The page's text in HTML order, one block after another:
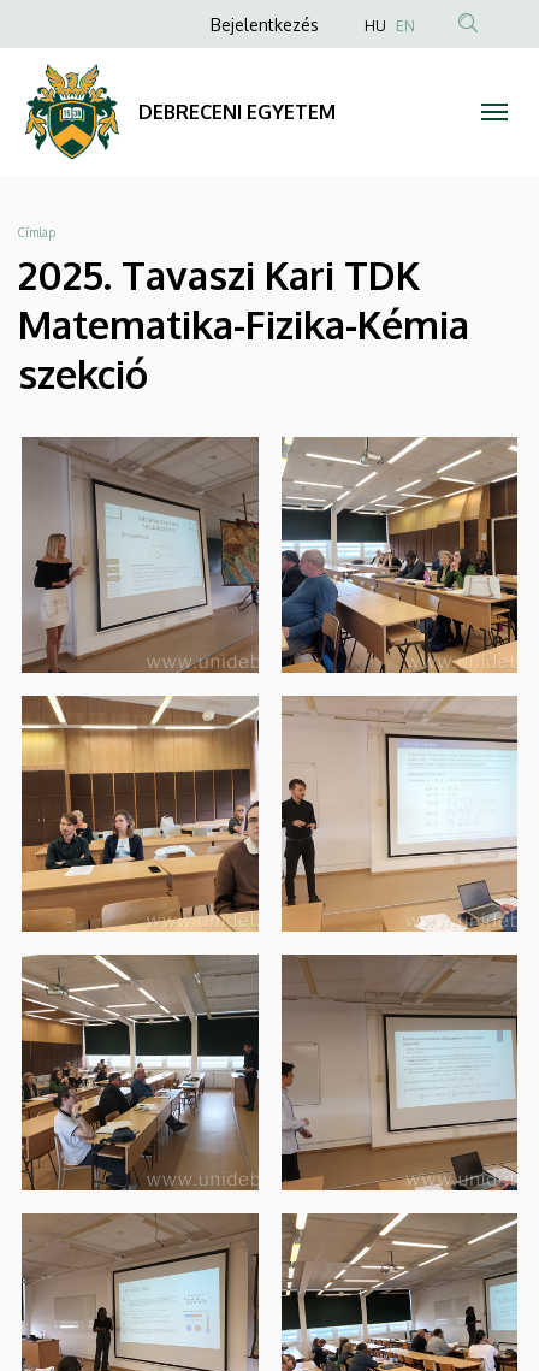
DEBRECENI
EGYETEM
a
tartalomra
Anonim
menüje
Bejelentkezés HU EN
DEBRECENI EGYETEM
Morzsa
Címlap
2025. Tavaszi Kari TDK
Matematika-Fizika-Kémia
szekció